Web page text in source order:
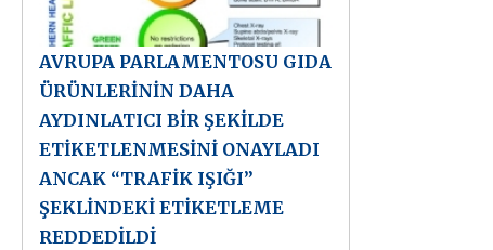
AVRUPA PARLAMENTOSU GIDA
ÜRÜNLERİNİN DAHA
AYDINLATICI BİR ŞEKİLDE
ETİKETLENMESİNİ ONAYLADI
ANCAK “TRAFİK IŞIĞI”
ŞEKLİNDEKİ ETİKETLEME
REDDEDİLDİ